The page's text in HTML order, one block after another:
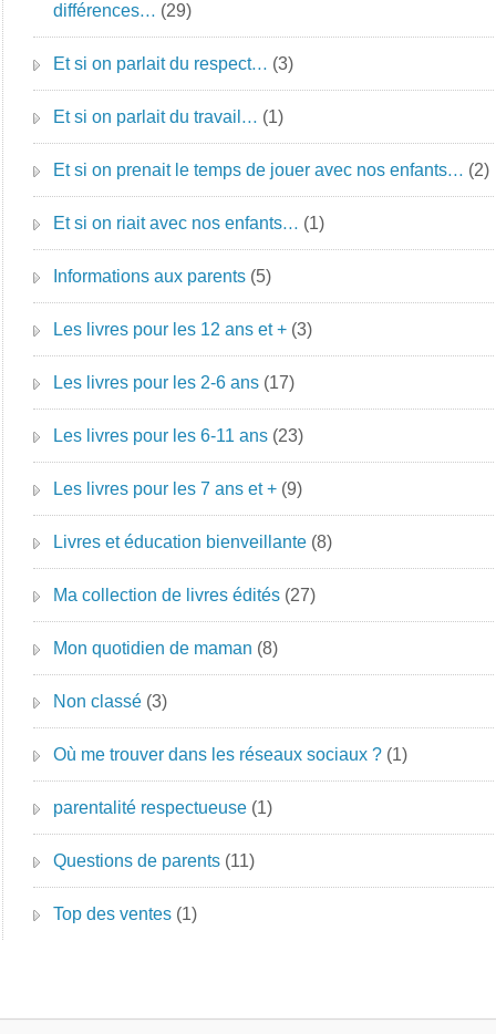
différences… (29)
Et si on parlait du respect… (3)
Et si on parlait du travail… (1)
Et si on prenait le temps de jouer avec nos enfants… (2)
Et si on riait avec nos enfants… (1)
Informations aux parents (5)
Les livres pour les 12 ans et + (3)
Les livres pour les 2-6 ans (17)
Les livres pour les 6-11 ans (23)
Les livres pour les 7 ans et + (9)
Livres et éducation bienveillante (8)
Ma collection de livres édités (27)
Mon quotidien de maman (8)
Non classé (3)
Où me trouver dans les réseaux sociaux ? (1)
parentalité respectueuse (1)
Questions de parents (11)
Top des ventes (1)